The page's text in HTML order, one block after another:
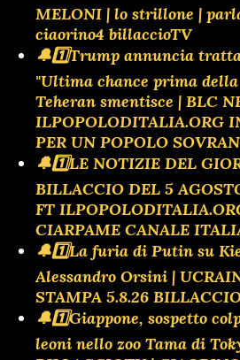
MELONI | lo strillone |
ciaorino4 billaccioTV
🔔1️⃣Trump annuncia
"Ultima chance prima della
Teheran smentisce | BLC
ILPOPOLODITALIA.ORG
PER UN POPOLO
🔔1️⃣LE NOTIZIE DEL
BILLACCIO DEL 5
FT
CIARPAME CANALE
🔔1️⃣La furia di Putin su
Alessandro Orsini |
STAMPA 5.8.26
🔔1️⃣Giappone, sospetto
leoni nello zoo Tama di